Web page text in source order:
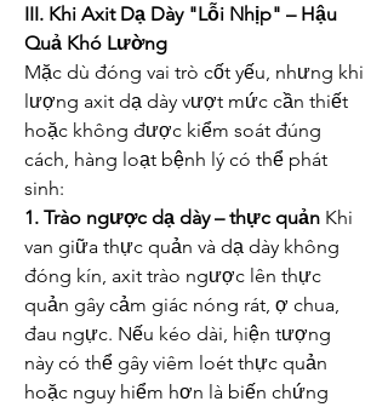
III. Khi Axit Dạ Dày "Lỗi Nhịp" – Hậu
Quả Khó Lường
Mặc dù đóng vai trò cốt yếu, nhưng khi
lượng axit dạ dày vượt mức cần thiết
hoặc không được kiểm soát đúng
cách, hàng loạt bệnh lý có thể phát
sinh:
1. Trào ngược dạ dày – thực quản Khi
van giữa thực quản và dạ dày không
đóng kín, axit trào ngược lên thực
quản gây cảm giác nóng rát, ợ chua,
đau ngực. Nếu kéo dài, hiện tượng
này có thể gây viêm loét thực quản
hoặc nguy hiểm hơn là biến chứng